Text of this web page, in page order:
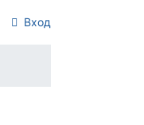
Вход